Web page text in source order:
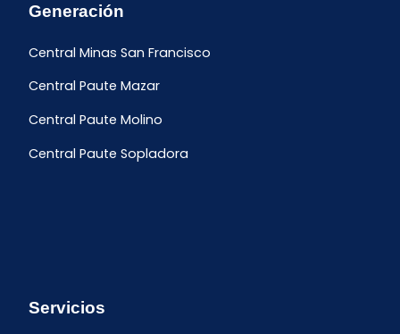
Generación
Central Minas San Francisco
Central Paute Mazar
Central Paute Molino
Central Paute Sopladora
Servicios